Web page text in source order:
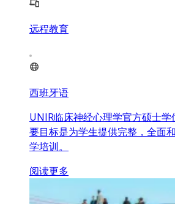
远程教育
西班牙语
UNIR临床神经心理学官方硕士
要目标是为学生提供完整，全面
学培训。
阅读更多